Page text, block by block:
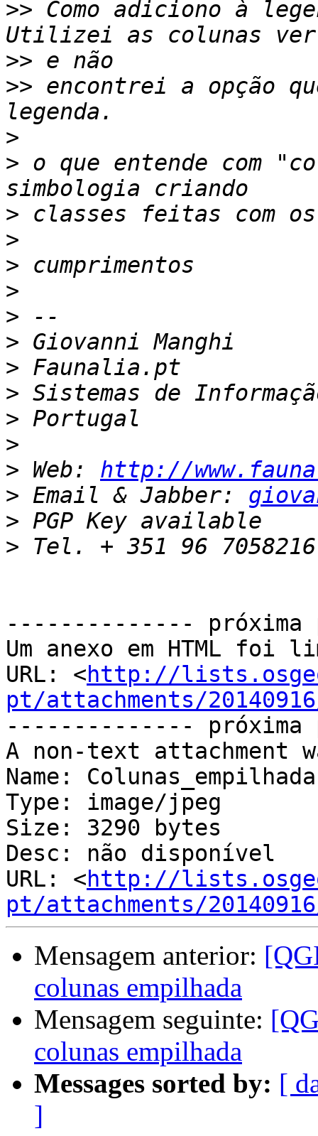
>> Como adiciono à
>>
>> encontrei a opção
>
> o que entende com
>
>
>
>
>
>
>
>
>
>
> Web: http://
> Email & Jabber:
>
>
--------------
Um anexo em HTML foi
URL: <http://
pt/attachments/
--------------
A non-text attachment
Name:
Type: image/jpeg
Size: 3290 bytes
Desc: não disponível
URL: <http://
pt/attachments/
Mensagem anterior:
colunas empilhada
Mensagem seguinte:
colunas empilhada
Messages sorted by: [
]